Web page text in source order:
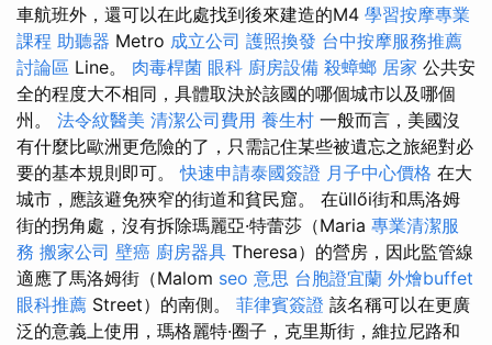
車航班外，還可以在此處找到後來建造的M4 學習按摩專業
課程 助聽器 Metro 成立公司 護照換發 台中按摩服務推薦
討論區 Line。 肉毒桿菌 眼科 廚房設備 殺蟑螂 居家 公共安
全的程度大不相同，具體取決於該國的哪個城市以及哪個
州。 法令紋醫美 清潔公司費用 養生村 一般而言，美國沒
有什麼比歐洲更危險的了，只需記住某些被遺忘之旅絕對必
要的基本規則即可。快速申請泰國簽證 月子中心價格 在大
城市，應該避免狹窄的街道和貧民窟。 在üllői街和馬洛姆
街的拐角處，沒有拆除瑪麗亞·特蕾莎（Maria 專業清潔服
務 搬家公司 壁癌 廚房器具 Theresa）的營房，因此監管線
適應了馬洛姆街（Malom seo 意思 台胞證宜蘭 外燴buffet
眼科推薦 Street）的南側。 菲律賓簽證 該名稱可以在更廣
泛的意義上使用，瑪格麗特·圈子，克里斯街，維拉尼路和